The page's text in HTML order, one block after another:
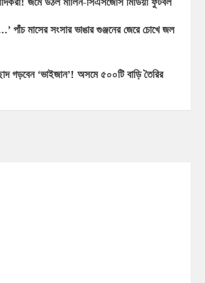
পাঁচ মাসের সংসার ভাঙার গুঞ্জনের জেরে চোখে জল
গড়বেন ‘ভাইজান’! অসমে ৫০০টি বাড়ি তৈরির